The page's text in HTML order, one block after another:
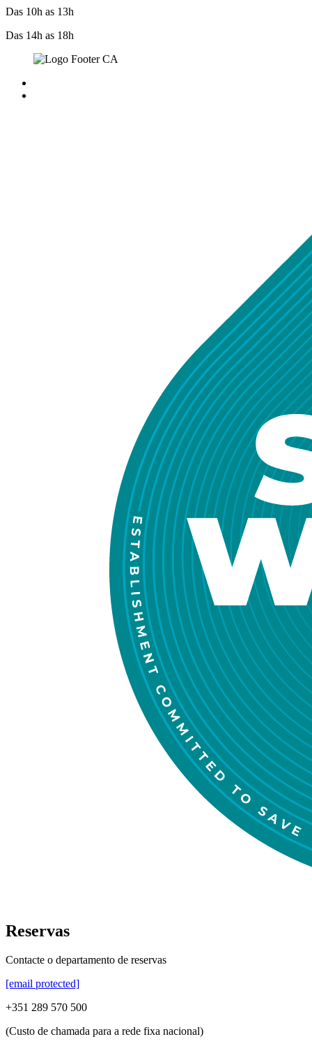
Das 10h as 13h
Das 14h as 18h
Reservas
Contacte o departamento de reservas
[email protected]
+351 289 570 500
(Custo de chamada para a rede fixa nacional)